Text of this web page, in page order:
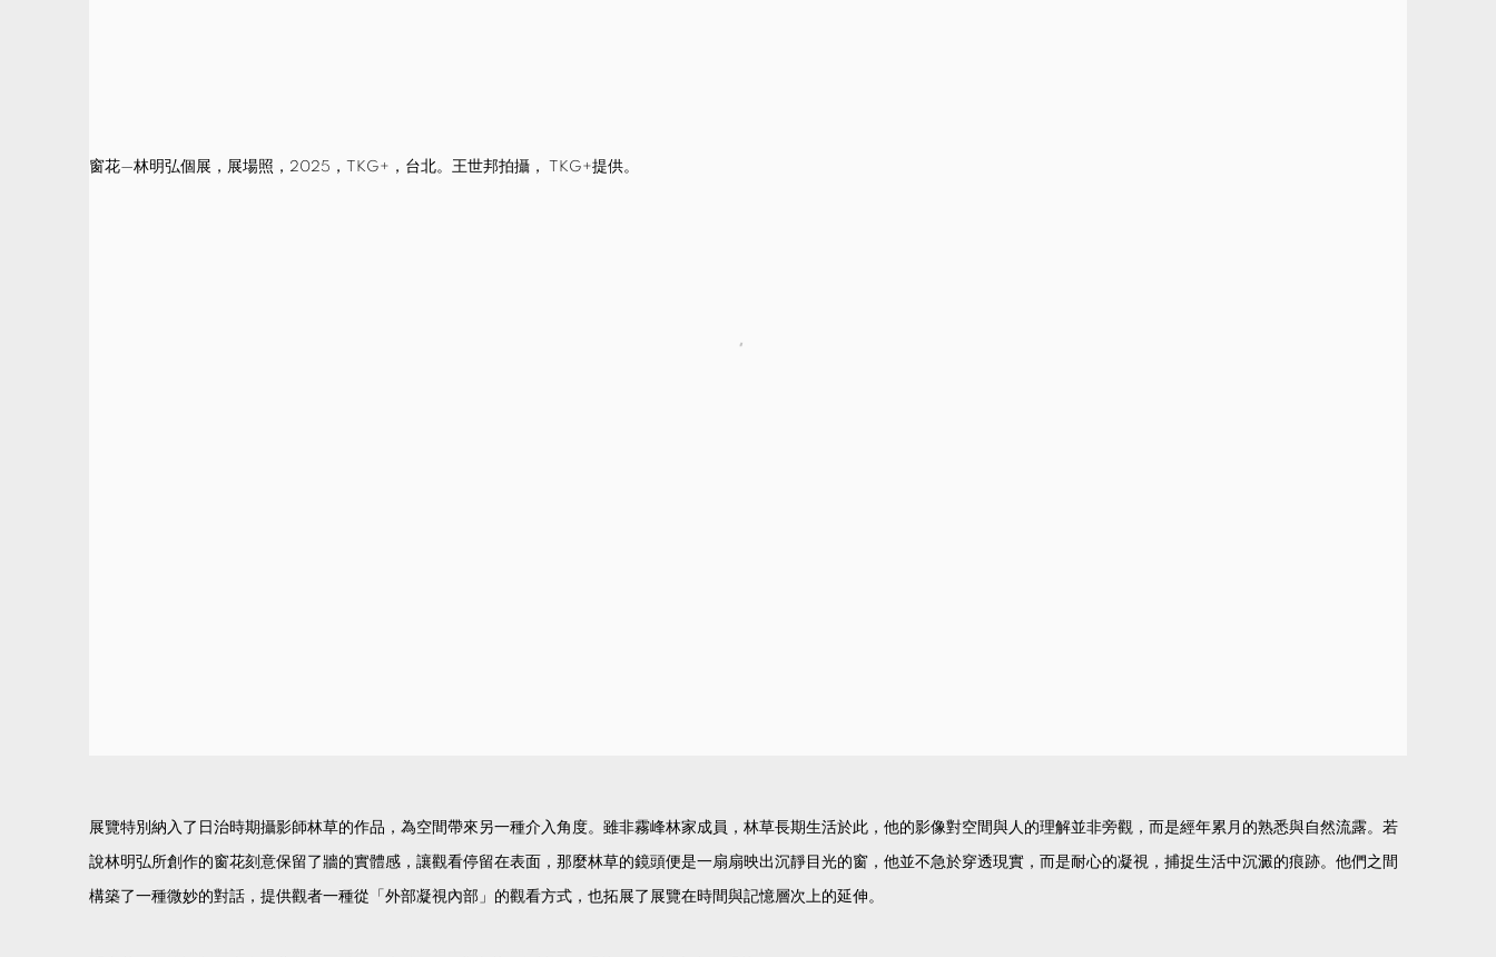
窗花—林明弘個展，展場照，2025，TKG+，台北。王世邦拍攝， TKG+提供。
展覽特別納入了日治時期攝影師林草的作品，為空間帶來另一種介入角度。雖非霧峰林家成員，林草長期生活於此，他的影像對空間與人的理解並非旁觀，而是經年累月的熟悉與自然流露。若
說林明弘所創作的窗花刻意保留了牆的實體感，讓觀看停留在表面，那麼林草的鏡頭便是一扇扇映出沉靜目光的窗，他並不急於穿透現實，而是耐心的凝視，捕捉生活中沉澱的痕跡。他們之間
構築了一種微妙的對話，提供觀者一種從「外部凝視內部」的觀看方式，也拓展了展覽在時間與記憶層次上的延伸。